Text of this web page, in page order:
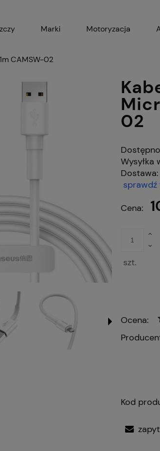
Marki Motoryzacja
Gadżety
CAMSW-02
02
Wysyłka
Dostawa:
płatnościCena:
szt.
Ocena:
Kod